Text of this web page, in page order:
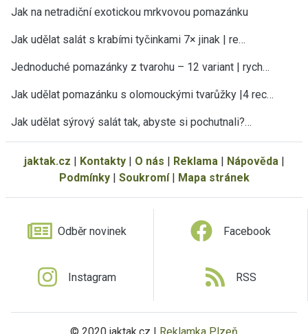
Jak na netradiční exotickou mrkvovou pomazánku
Jak udělat salát s krabími tyčinkami 7× jinak | re…
Jednoduché pomazánky z tvarohu – 12 variant | rych…
Jak udělat pomazánku s olomouckými tvarůžky |4 rec…
Jak udělat sýrový salát tak, abyste si pochutnali?…
jaktak.cz | Kontakty| O nás | Reklama | Nápověda |
Podmínky| Soukromí| Mapa stránek
Odběr novinek Facebook
Instagram RSS
© 2020 jaktak.cz | Reklamka Plzeň